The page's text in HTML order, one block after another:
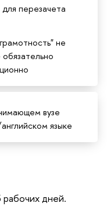
перезачета
не
вузе
языке
дней.